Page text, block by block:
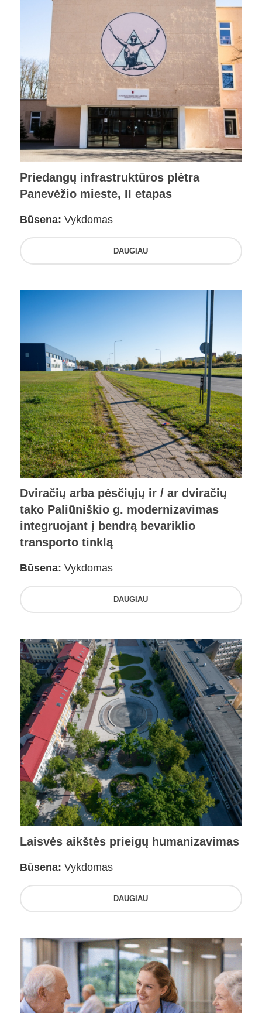
Priedangų infrastruktūros plėtra
Panevėžio mieste, II etapas
Būsena: Vykdomas
DAUGIAU
Dviračių arba pėsčiųjų ir / ar dviračių
tako Paliūniškio g. modernizavimas
integruojant į bendrą bevariklio
transporto tinklą
Būsena: Vykdomas
DAUGIAU
Laisvės aikštės prieigų humanizavimas
Būsena: Vykdomas
DAUGIAU